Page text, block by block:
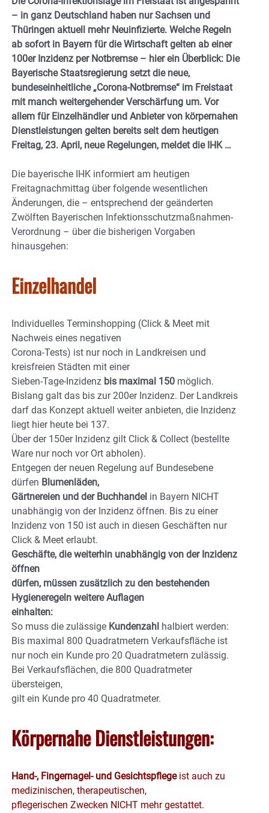
– in ganz Deutschland haben nur Sachsen und
Thüringen aktuell mehr Neuinfizierte. Welche Regeln
ab sofort in Bayern für die Wirtschaft gelten ab einer
100er Inzidenz per Notbremse – hier ein Überblick: Die
Bayerische Staatsregierung setzt die neue,
bundeseinheitliche „Corona-Notbremse“ im Freistaat
mit manch weitergehender Verschärfung um. Vor
allem für Einzelhändler und Anbieter von körpernahen
Dienstleistungen gelten bereits seit dem heutigen
Freitag, 23. April, neue Regelungen, meldet die IHK …
Die bayerische IHK informiert am heutigen
Freitagnachmittag über folgende wesentlichen
Änderungen, die – entsprechend der geänderten
Zwölften Bayerischen Infektionsschutzmaßnahmen-
Verordnung – über die bisherigen Vorgaben
hinausgehen:
Einzelhandel
Individuelles Terminshopping (Click & Meet mit
Nachweis eines negativen
Corona-Tests) ist nur noch in Landkreisen und
kreisfreien Städten mit einer
Sieben-Tage-Inzidenz bis maximal 150 möglich.
Bislang galt das bis zur 200er Inzidenz. Der Landkreis
darf das Konzept aktuell weiter anbieten, die Inzidenz
liegt hier heute bei 137.
Über der 150er Inzidenz gilt Click & Collect (bestellte
Ware nur noch vor Ort abholen).
Entgegen der neuen Regelung auf Bundesebene
dürfen Blumenläden,
Gärtnereien und der Buchhandel in Bayern NICHT
unabhängig von der Inzidenz öffnen. Bis zu einer
Inzidenz von 150 ist auch in diesen Geschäften nur
Click & Meet erlaubt.
Geschäfte, die weiterhin unabhängig von der Inzidenz
öffnen
dürfen, müssen zusätzlich zu den bestehenden
Hygieneregeln weitere Auflagen
einhalten:
So muss die zulässige Kundenzahl halbiert werden:
Bis maximal 800 Quadratmetern Verkaufsfläche ist
nur noch ein Kunde pro 20 Quadratmetern zulässig.
Bei Verkaufsflächen, die 800 Quadratmeter
übersteigen,
gilt ein Kunde pro 40 Quadratmeter.
Körpernahe Dienstleistungen:
Hand-, Fingernagel- und Gesichtspflegeist auch zu
medizinischen, therapeutischen,
pflegerischen Zwecken NICHT mehr gestattet.